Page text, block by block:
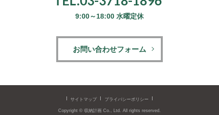
9:00～18:00 水曜定休
お問い合わせフォーム
サイトマップ プライバシーポリシー
Copyright © 収納計画 Co., Ltd. All rights reserved.